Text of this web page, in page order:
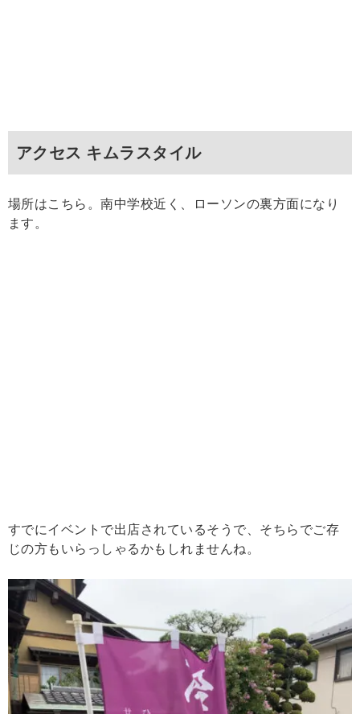
アクセス キムラスタイル
場所はこちら。南中学校近く、ローソンの裏方面になり
ます。
すでにイベントで出店されているそうで、そちらでご存
じの方もいらっしゃるかもしれませんね。